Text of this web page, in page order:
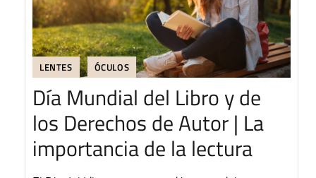
LENTES ÓCULOS
Día Mundial del Libro y de
los Derechos de Autor | La
importancia de la lectura